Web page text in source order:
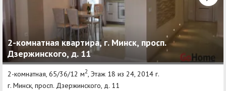
2-комнатная квартира, г. Минск, просп.
Дзержинского, д. 11
2-комнатная, 65/36/12 м2 , Этаж 18 из 24, 2014 г.
г. Минск, просп. Дзержинского, д. 11